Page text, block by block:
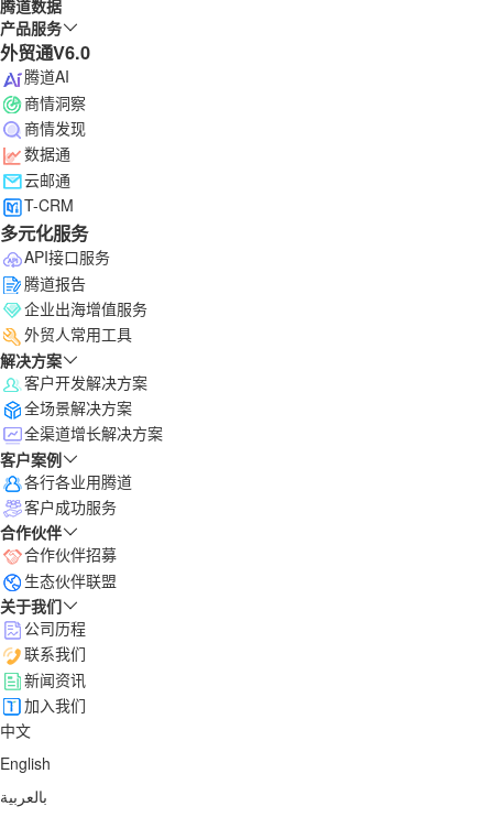
腾道数据
产品服务
外贸通V6.0
腾道AI
商情洞察
商情发现
数据通
云邮通
T-CRM
多元化服务
API接口服务
腾道报告
企业出海增值服务
外贸人常用工具
解决方案
客户开发解决方案
全场景解决方案
全渠道增长解决方案
客户案例
各行各业用腾道
客户成功服务
合作伙伴
合作伙伴招募
生态伙伴联盟
关于我们
公司历程
联系我们
新闻资讯
加入我们
中文
English
بالعربية